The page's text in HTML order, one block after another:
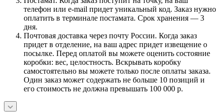
телефон или e-mail придет уникальный код. Заказ нужно
оплатить в терминале постамата. Срок хранения — 3
дня.
Почтовая доставка через почту России. Когда заказ
придет в отделение, на ваш адрес придет извещение о
посылке. Перед оплатой вы можете оценить состояние
коробки: вес, целостность. Вскрывать коробку
самостоятельно вы можете только после оплаты заказа.
Один заказ может содержать не больше 10 позиций и
его стоимость не должна превышать 100 000 р.